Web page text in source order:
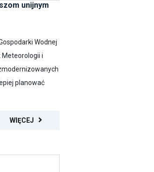
unijnym
Wodnej
i
planować
WIĘCEJ